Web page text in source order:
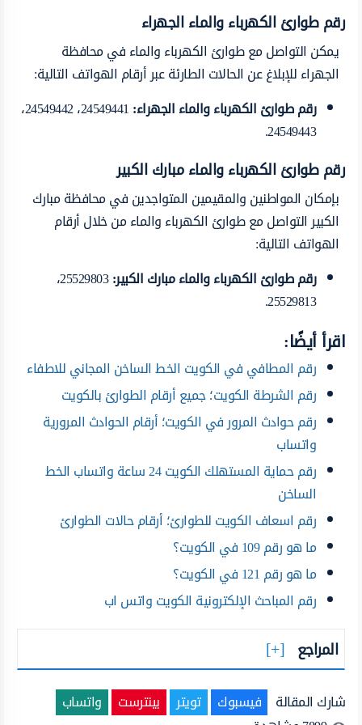
رقم طوارئ الكهرباء والماء الجهراء
يمكن التواصل مع طوارئ الكهرباء والماء في محافظة
الجهراء للإبلاغ عن الحالات الطارئة عبر أرقام الهواتف التالية:
رقم طوارئ الكهرباء والماء الجهراء:
24549441، 24549442،
24549443.
رقم طوارئ الكهرباء والماء مبارك الكبير
بإمكان المواطنين والمقيمين المتواجدين في محافظة مبارك
الكبير التواصل مع طوارئ الكهرباء والماء من خلال أرقام
الهواتف التالية:
رقم طوارئ الكهرباء والماء مبارك الكبير:
25529803،
25529813.
اقرأ أيضًا:
رقم المطافي في الكويت الخط الساخن المجاني للاطفاء
رقم الشرطة الكويت؛ جميع أرقام الطوارئ بالكويت
رقم حوادث المرور في الكويت؛ أرقام الحوادث المرورية
واتساب
رقم حماية المستهلك الكويت 24 ساعة واتساب الخط
الساخن
رقم اسعاف الكويت للطوارئ؛ أرقام حالات الطوارئ
ما هو رقم 109 في الكويت؟
ما هو رقم 121 في الكويت؟
رقم المباحث الإلكترونية الكويت واتس اب
المراجع
شارك المقالة فيسبوك تويتر بينترست
واتساب